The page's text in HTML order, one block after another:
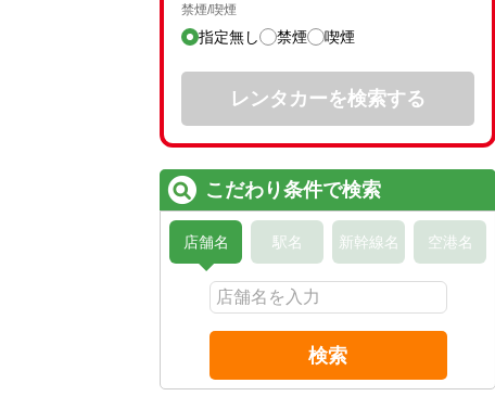
禁煙/喫煙
指定無し 禁煙 喫煙
レンタカーを検索する
こだわり条件で検索
店舗名 駅名 新幹線名 空港名
検索